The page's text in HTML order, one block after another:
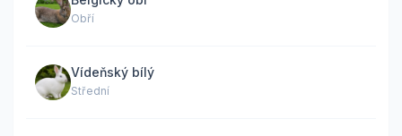
Obří
Vídeňský bílý
Střední